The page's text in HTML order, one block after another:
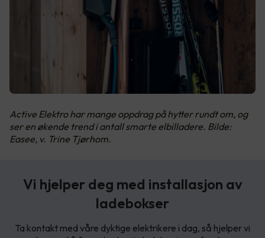
Active Elektro har mange oppdrag på hytter rundt om, og
ser en økende trend i antall smarte elbilladere. Bilde:
Easee, v. Trine Tjørhom.
Vi hjelper deg med installasjon av
ladebokser
Ta kontakt med våre dyktige elektrikere i dag, så hjelper vi